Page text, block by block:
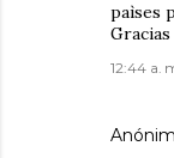
paìses
Gracias
12:44 a.